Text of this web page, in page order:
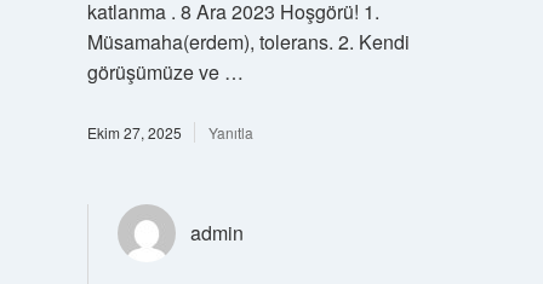
katlanma . 8 Ara 2023 Hoşgörü! 1.
Müsamaha(erdem), tolerans. 2. Kendi
görüşümüze ve …
Ekim 27, 2025 Yanıtla
admin